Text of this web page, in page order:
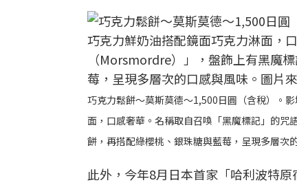
巧克力鬆餅～莫斯莫德～1,500日圓（含稅）。
面，口感奢華。名稱取自召喚「黑魔標記」的
餅，再搭配綠櫻桃、銀珠糖與藍莓，呈現多層
此外，今年8月日本首家「哈利波特